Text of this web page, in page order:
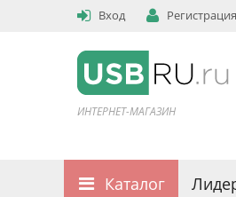
Вход Регистрация
ИНТЕРНЕТ-МАГАЗИН
Каталог